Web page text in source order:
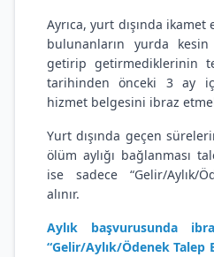
Ayrıca, yurt dışında
bulunanların yurda
getirip getirmediklerinin
tarihinden önceki 3 ay
hizmet belgesini ibraz
Yurt dışında geçen
ölüm aylığı bağlanması
ise sadece “Gelir/Aylık/
alınır.
Aylık başvurusunda
“Gelir/Aylık/Ödenek Talep